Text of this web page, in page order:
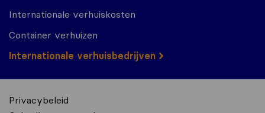
Internationale verhuiskosten
Container verhuizen
Internationale verhuisbedrijven
Privacybeleid